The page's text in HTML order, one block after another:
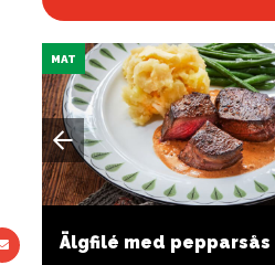
MAT
Älgfilé med pepparsås